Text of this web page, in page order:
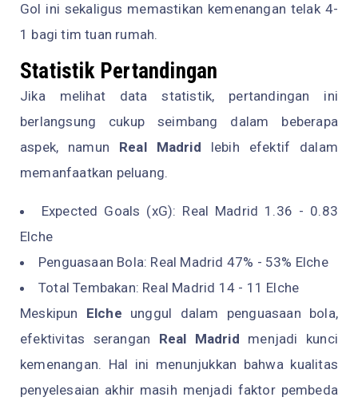
Gol ini sekaligus memastikan kemenangan telak 4-
1 bagi tim tuan rumah.
Statistik Pertandingan
Jika melihat data statistik, pertandingan ini
berlangsung cukup seimbang dalam beberapa
aspek, namun Real Madrid lebih efektif dalam
memanfaatkan peluang.
Expected Goals (xG): Real Madrid 1.36 - 0.83
Elche
Penguasaan Bola: Real Madrid 47% - 53% Elche
Total Tembakan: Real Madrid 14 - 11 Elche
Meskipun Elche unggul dalam penguasaan bola,
efektivitas serangan Real Madrid menjadi kunci
kemenangan. Hal ini menunjukkan bahwa kualitas
penyelesaian akhir masih menjadi faktor pembeda